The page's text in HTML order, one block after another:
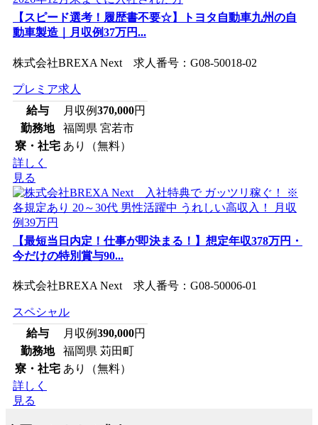
【スピード選考！履歴書不要☆】トヨタ自動車九州の自
動車製造｜月収例37万円...
株式会社BREXA Next 求人番号：G08-50018-02
プレミア求人
給与
月収例370,000円
勤務地
福岡県 宮若市
寮・社宅 あり（無料）
詳しく
見る
【最短当日内定！仕事が即決まる！】想定年収378万円・
今だけの特別賞与90...
株式会社BREXA Next 求人番号：G08-50006-01
スペシャル
給与
月収例390,000円
勤務地
福岡県 苅田町
寮・社宅 あり（無料）
詳しく
見る